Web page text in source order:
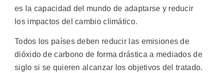
es la capacidad del mundo de adaptarse y reducir
los impactos del cambio climático.
Todos los países deben reducir las emisiones de
dióxido de carbono de forma drástica a mediados de
siglo si se quieren alcanzar los objetivos del tratado.